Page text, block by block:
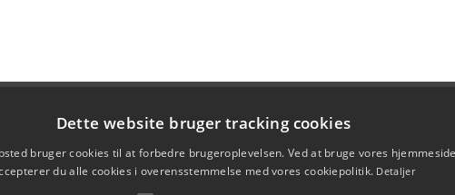
Dette website bruger tracking cookies
bruger cookies til at forbedre brugeroplevelsen. Ved at bruge vores hjemmeside
du alle cookies i overensstemmelse med vores cookiepolitik. Detaljer